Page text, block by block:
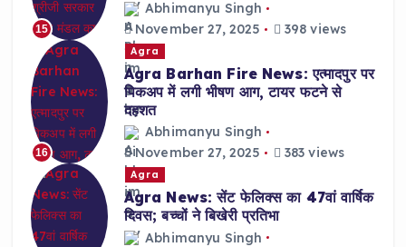
15
Abhimanyu Singh
November 27, 2025
398 views
16
Agra
Agra Barhan Fire News: एत्मादपुर पर
पिकअप में लगी भीषण आग, टायर फटने से
दहशत
Abhimanyu Singh
November 27, 2025
383 views
Agra
Agra News: सेंट फेलिक्स का 47वां वार्षिक
दिवस; बच्चों ने बिखेरी प्रतिभा
Abhimanyu Singh